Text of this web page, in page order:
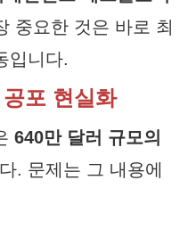
중요한 것은 바로 최
입니다.
포 현실화
640만 달러 규모의
. 문제는 그 내용에